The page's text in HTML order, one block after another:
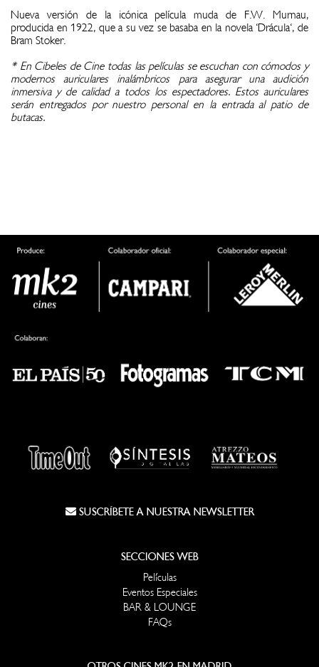
Nueva versión de la icónica película muda de F.W. Murnau,
producida en 1922, que a su vez se basaba en la novela 'Drácula', de
Bram Stoker.
* En Cibeles de Cine todas las películas se escuchan con cómodos y
modernos auriculares inalámbricos para asegurar una audición
inmersiva y de calidad a todos los espectadores. Estos auriculares
serán entregados por nuestro personal en la entrada al patio de
butacas.
SUSCRÍBETE A NUESTRA NEWSLETTER
SECCIONES WEB
Películas
Eventos Especiales
BAR & LOUNGE
FAQs